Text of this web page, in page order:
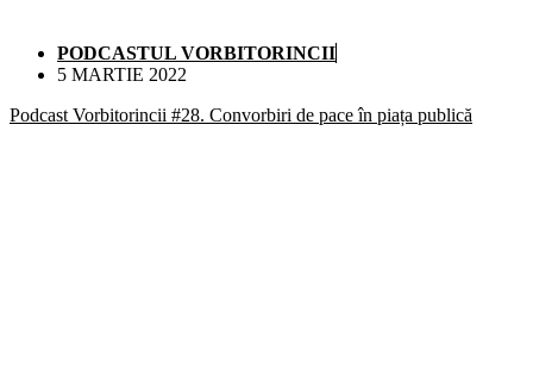
PODCASTUL VORBITORINCII
5 MARTIE 2022
Podcast Vorbitorincii #28. Convorbiri de pace în piața publică